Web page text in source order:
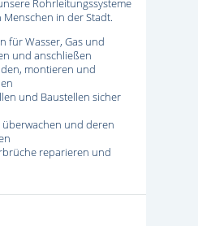
Rohrleitungssysteme
in der Stadt.
für Wasser, Gas und
und anschließen
montieren und
und Baustellen sicher
und deren
reparieren und